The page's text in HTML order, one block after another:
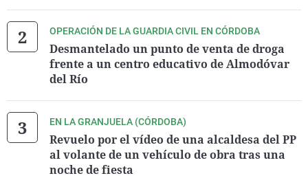
OPERACIÓN DE LA GUARDIA CIVIL EN CÓRDOBA
Desmantelado un punto de venta de droga
frente a un centro educativo de Almodóvar
del Río
EN LA GRANJUELA (CÓRDOBA)
Revuelo por el vídeo de una alcaldesa del PP
al volante de un vehículo de obra tras una
noche de fiesta